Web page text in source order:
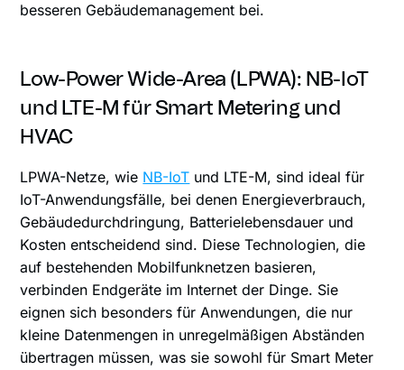
besseren Gebäudemanagement bei.
Low-Power Wide-Area (LPWA): NB-IoT
und LTE-M für Smart Metering und
HVAC
LPWA-Netze, wie NB-IoT und LTE-M, sind ideal für
IoT-Anwendungsfälle, bei denen Energieverbrauch,
Gebäudedurchdringung, Batterielebensdauer und
Kosten entscheidend sind. Diese Technologien, die
auf bestehenden Mobilfunknetzen basieren,
verbinden Endgeräte im Internet der Dinge. Sie
eignen sich besonders für Anwendungen, die nur
kleine Datenmengen in unregelmäßigen Abständen
übertragen müssen, was sie sowohl für Smart Meter